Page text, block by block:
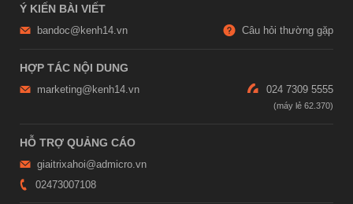
Ý KIẾN BÀI VIẾT
bandoc@kenh14.vn Câu hỏi thường gặp
HỢP TÁC NỘI DUNG
marketing@kenh14.vn 024 7309 5555
HỖ TRỢ QUẢNG CÁO
giaitrixahoi@admicro.vn
02473007108